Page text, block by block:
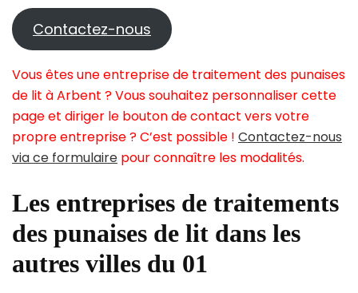
Contactez-nous
Vous êtes une entreprise de traitement des punaises
de lit à Arbent ? Vous souhaitez personnaliser cette
page et diriger le bouton de contact vers votre
propre entreprise ? C’est possible ! Contactez-nous
via ce formulaire pour connaître les modalités.
Les entreprises de traitements
des punaises de lit dans les
autres villes du 01